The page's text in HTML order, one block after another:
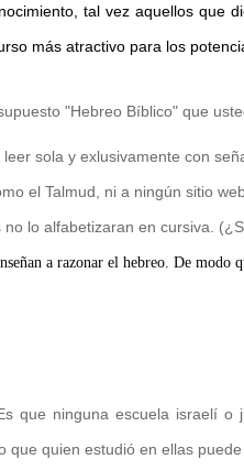
tal vez aquellos que
más atractivo para los
"Hebreo Bíblico" que
leer sola y exlusivamente con
el Talmud, ni a ningún sitio
no lo alfabetizaran en cursiva.
a razonar el hebreo. De modo
que ninguna escuela israelí o
que quien estudió en ellas